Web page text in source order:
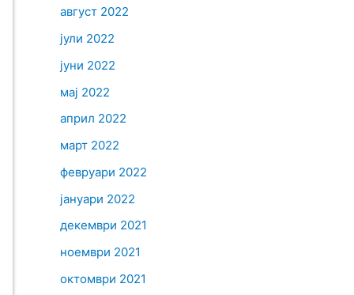
август 2022
јули 2022
јуни 2022
мај 2022
април 2022
март 2022
февруари 2022
јануари 2022
декември 2021
ноември 2021
октомври 2021